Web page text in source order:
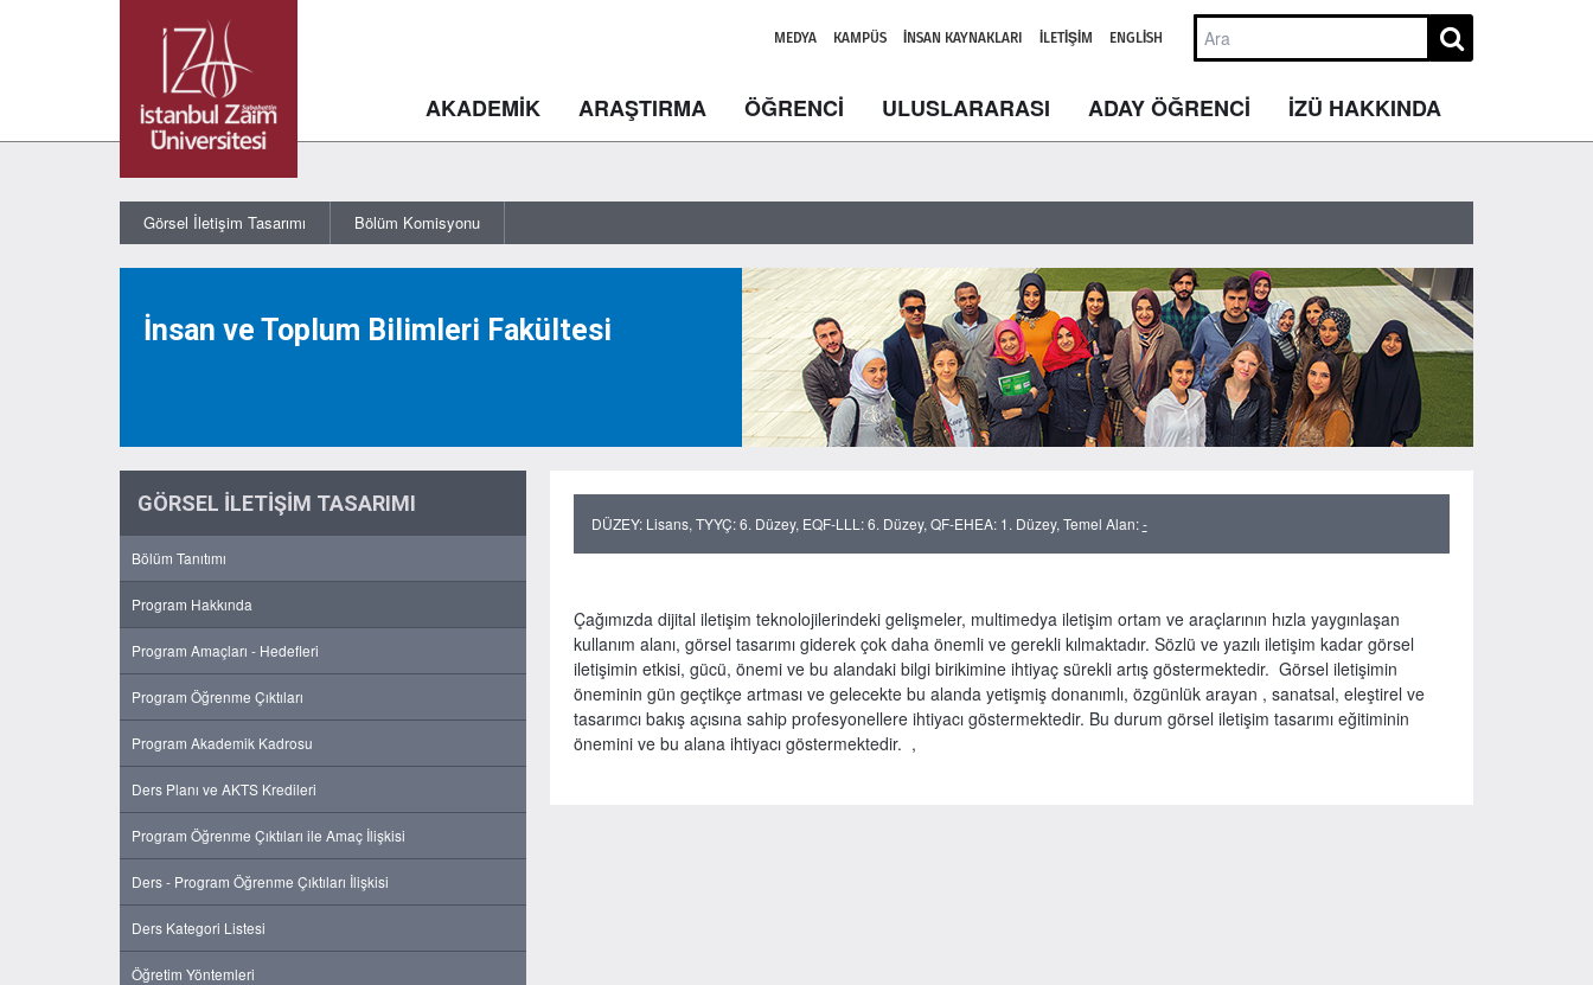
MEDYA KAMPÜS İNSAN KAYNAKLARI İLETIŞIM ENGLISH
AKADEMİK ARAŞTIRMA ÖĞRENCİ ULUSLARARASI ADAY ÖĞRENCİ İZÜ HAKKINDA
Görsel İletişim Tasarımı Bölüm Komisyonu
İnsan ve Toplum Bilimleri Fakültesi
GÖRSEL İLETİŞİM TASARIMI
Bölüm Tanıtımı
Program Hakkında
Program Amaçları - Hedefleri
Program Öğrenme Çıktıları
Program Akademik Kadrosu
Ders Planı ve AKTS Kredileri
Program Öğrenme Çıktıları ile Amaç İlişkisi
Ders - Program Öğrenme Çıktıları İlişkisi
Ders Kategori Listesi
Öğretim Yöntemleri
DÜZEY: Lisans, TYYÇ: 6. Düzey, EQF-LLL: 6. Düzey, QF-EHEA: 1. Düzey, Temel Alan:-
Çağımızda dijital iletişim teknolojilerindeki gelişmeler, multimedya iletişim ortam ve araçlarının hızla yaygınlaşan
kullanım alanı, görsel tasarımı giderek çok daha önemli ve gerekli kılmaktadır. Sözlü ve yazılı iletişim kadar görsel
iletişimin etkisi, gücü, önemi ve bu alandaki bilgi birikimine ihtiyaç sürekli artış göstermektedir. Görsel iletişimin
öneminin gün geçtikçe artması ve gelecekte bu alanda yetişmiş donanımlı, özgünlük arayan , sanatsal, eleştirel ve
tasarımcı bakış açısına sahip profesyonellere ihtiyacı göstermektedir. Bu durum görsel iletişim tasarımı eğitiminin
önemini ve bu alana ihtiyacı göstermektedir. ,